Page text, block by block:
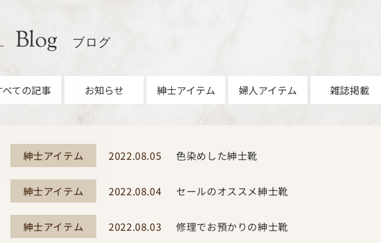
Blog ブログ
べての記事 お知らせ 紳士アイテム 婦人アイテム 雑誌掲載
紳士アイテム 2022.08.05 色染めした紳士靴
紳士アイテム 2022.08.04 セールのオススメ紳士靴
紳士アイテム 2022.08.03 修理でお預かりの紳士靴